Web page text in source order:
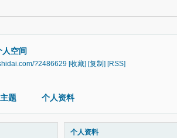
空间
?2486629 [收藏] [复制] [RSS]
主题 个人资料
个人资料